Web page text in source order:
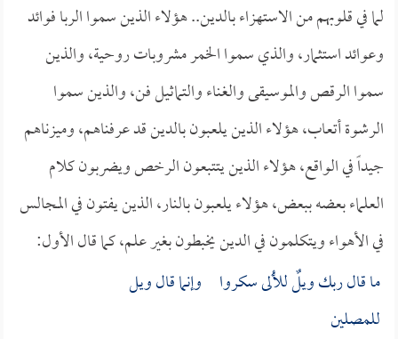
لما في قلوبهم من الاستهزاء بالدين.. هؤلاء الذين سموا الربا فوائد
وعوائد استثمار، والذي سموا الخمر مشروبات روحية، والذين
سموا الرقص والموسيقى والغناء والتماثيل فن، والذين سموا
الرشوة أتعاب، هؤلاء الذين يلعبون بالدين قد عرفناهم، وميزناهم
جيداً في الواقع، هؤلاء الذين يتتبعون الرخص ويضربون كلام
العلماء بعضه ببعض، هؤلاء يلعبون بالنار، الذين يفتون في المجالس
في الأهواء ويتكلمون في الدين يخبطون بغير علم، كما قال الأول:
ما قال ربك ويلٌ للأُلى سكروا وإنما قال ويل
للمصلين